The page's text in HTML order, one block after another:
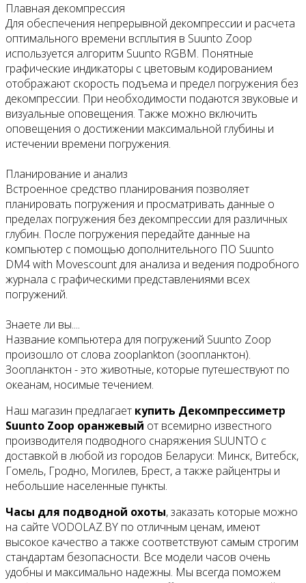
Плавная декомпрессия
Для обеспечения непрерывной декомпрессии и расчета
оптимального времени всплытия в Suunto Zoop
используется алгоритм Suunto RGBM. Понятные
графические индикаторы с цветовым кодированием
отображают скорость подъема и предел погружения без
декомпрессии. При необходимости подаются звуковые и
визуальные оповещения. Также можно включить
оповещения о достижении максимальной глубины и
истечении времени погружения.
Планирование и анализ
Встроенное средство планирования позволяет
планировать погружения и просматривать данные о
пределах погружения без декомпрессии для различных
глубин. После погружения передайте данные на
компьютер с помощью дополнительного ПО Suunto
DM4 with Movescount для анализа и ведения подробного
журнала с графическими представлениями всех
погружений.
Знаете ли вы....
Название компьютера для погружений Suunto Zoop
произошло от слова zooplankton (зоопланктон).
Зоопланктон - это животные, которые путешествуют по
океанам, носимые течением.
Наш магазин предлагает купить Декомпрессиметр
Suunto Zoop оранжевый от всемирно известного
производителя подводного снаряжения SUUNTO с
доставкой в любой из городов Беларуси: Минск, Витебск,
Гомель, Гродно, Могилев, Брест, а также райцентры и
небольшие населенные пункты.
Часы для подводной охоты, заказать которые можно
на сайте VODOLAZ.BY по отличным ценам, имеют
высокое качество а также соответствуют самым строгим
стандартам безопасности. Все модели часов очень
удобны и максимально надежны. Мы всегда поможем